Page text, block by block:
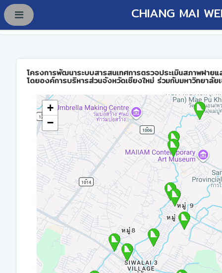
CHIANG MAI
โครงการพัฒนาระบบสารสนเทศการตรวจประเมินสภาพฝาย
โดยองค์การบริหารส่วนจังหวัดเชียงใหม่ ร่วมกับมหาวิทยาลัย
+
−